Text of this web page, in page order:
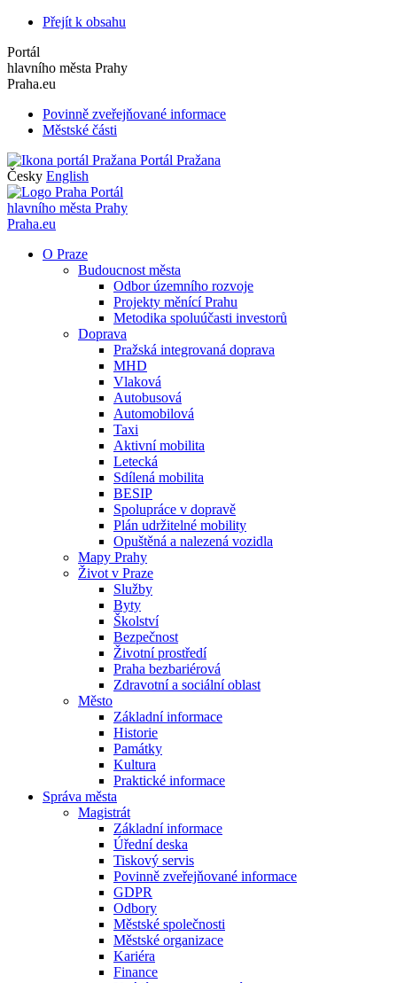
Přejít k obsahu
Portál
hlavního města Prahy
Praha.eu
Povinně zveřejňované informace
Městské části
Portál Pražana
Česky English
Portál
hlavního města Prahy
Praha.eu
O Praze
Budoucnost města
Odbor územního rozvoje
Projekty měnící Prahu
Metodika spoluúčasti investorů
Doprava
Pražská integrovaná doprava
MHD
Vlaková
Autobusová
Automobilová
Taxi
Aktivní mobilita
Letecká
Sdílená mobilita
BESIP
Spolupráce v dopravě
Plán udržitelné mobility
Opuštěná a nalezená vozidla
Mapy Prahy
Život v Praze
Služby
Byty
Školství
Bezpečnost
Životní prostředí
Praha bezbariérová
Zdravotní a sociální oblast
Město
Základní informace
Historie
Památky
Kultura
Praktické informace
Správa města
Magistrát
Základní informace
Úřední deska
Tiskový servis
Povinně zveřejňované informace
GDPR
Odbory
Městské společnosti
Městské organizace
Kariéra
Finance